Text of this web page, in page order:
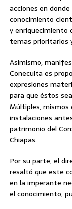
acciones en
conocimiento
y enriquecimiento
temas prioritarios
Asimismo,
Coneculta es
expresiones
para que éstos
Múltiples, mismos
instalaciones
patrimonio del
Chiapas.
Por su parte, el
resaltó que este
en la imperante
el conocimiento,